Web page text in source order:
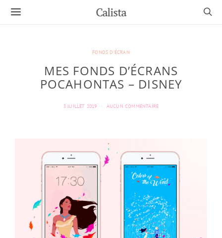
Calista
FONDS D'ÉCRAN
MES FONDS D’ÉCRANS
POCAHONTAS – DISNEY
3 JUILLET 2019 AUCUN COMMENTAIRE